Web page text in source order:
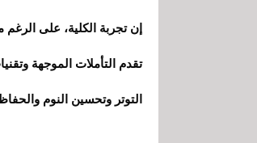
تقدم التأملات الموجهة
التوتر وتحسين النوم